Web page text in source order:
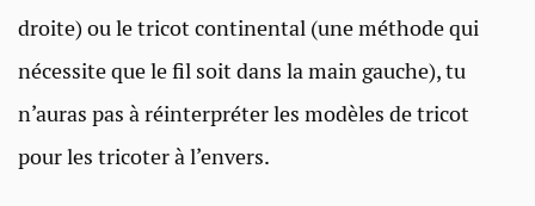
droite) ou le tricot continental (une méthode qui
nécessite que le fil soit dans la main gauche), tu
n’auras pas à réinterpréter les modèles de tricot
pour les tricoter à l’envers.